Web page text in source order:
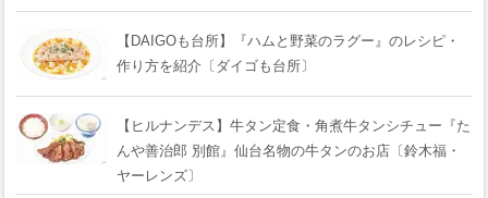
【DAIGOも台所】『ハムと野菜のラグー』のレシピ・
作り方を紹介〔ダイゴも台所〕
【ヒルナンデス】牛タン定食・角煮牛タンシチュー『た
んや善治郎 別館』仙台名物の牛タンのお店〔鈴木福・
ヤーレンズ〕